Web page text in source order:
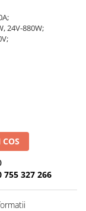
24V-880W;
755 327 266